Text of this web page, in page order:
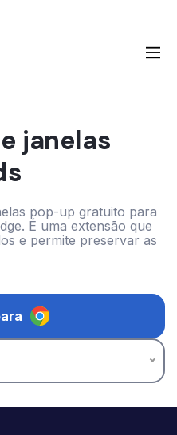
janelas
pop-up gratuito para
É uma extensão que
e permite preservar as